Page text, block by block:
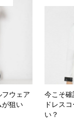
ウェア
が狙い
今こそ
ドレス
い？